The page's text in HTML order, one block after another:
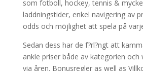
som fotboll, hockey, tennis &
laddningstider, enkel navigering av
odds och möjlighet att spela på
Sedan dess har de f?rl?ngt att
ankle priser både av kategorien och
via åren. Bonusregler as well as